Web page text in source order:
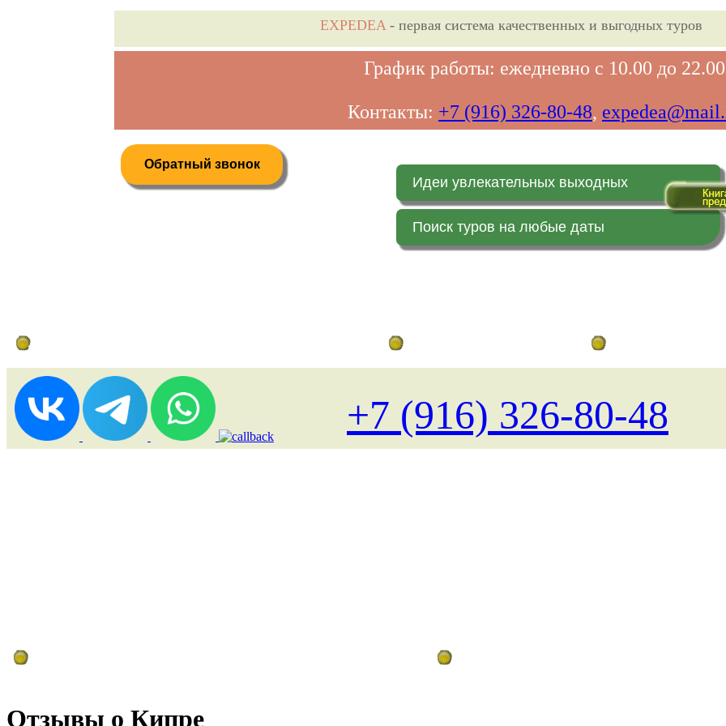
EXPEDEA- первая система качественных и выгодных туров
График работы: ежедневно с 10.00 до 22.00
Контакты: +7 (916) 326-80-48,
Обратный звонок
Идеи увлекательных выходных
Поиск туров на любые даты
Дистанционное бронирование туров
+7 (916) 326-80-48
Отзывы о Кипре